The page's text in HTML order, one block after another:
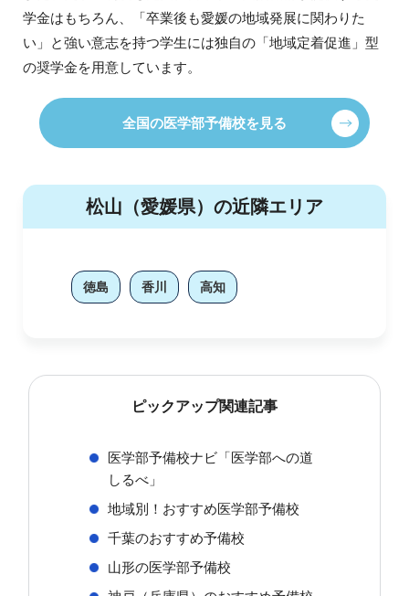
学金はもちろん、「卒業後も愛媛の地域発展に関わりた
い」と強い意志を持つ学生には独自の「地域定着促進」型
の奨学金を用意しています。
全国の医学部予備校を見る
松山（愛媛県）の近隣エリア
徳島 香川 高知
ピックアップ関連記事
医学部予備校ナビ「医学部への道
しるべ」
地域別！おすすめ医学部予備校
千葉のおすすめ予備校
山形の医学部予備校